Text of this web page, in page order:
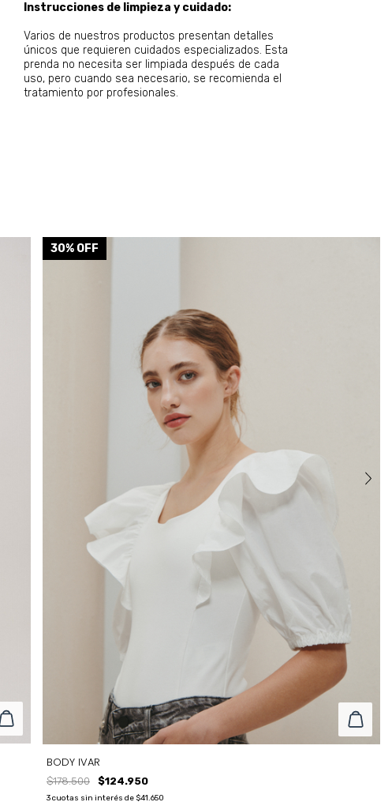
Instrucciones de limpieza y cuidado:
Varios de nuestros productos presentan detalles
únicos que requieren cuidados especializados. Esta
prenda no necesita ser limpiada después de cada
uso, pero cuando sea necesario, se recomienda el
tratamiento por profesionales.
30% OFF
BODY IVAR
$178.500 $124.950
3cuotas sin interés de $41.650